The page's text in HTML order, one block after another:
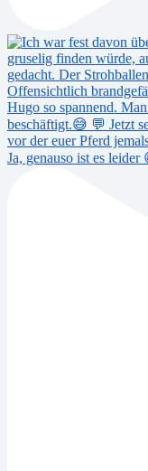
Ja, genauso ist es